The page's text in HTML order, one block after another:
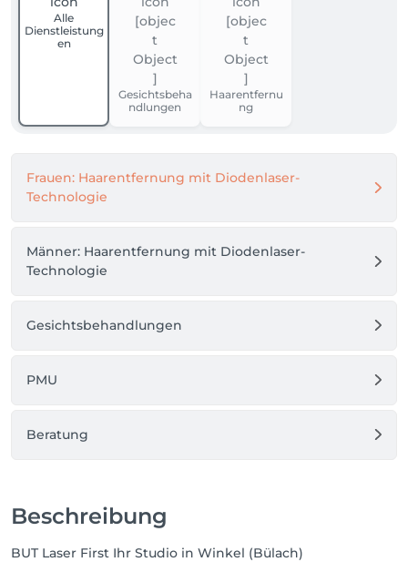
Alle
Dienstleistung
en
Gesichtsbeha
ndlungen
Haarentfernu
ng
Frauen: Haarentfernung mit Diodenlaser-
Technologie
Männer: Haarentfernung mit Diodenlaser-
Technologie
Gesichtsbehandlungen
PMU
Beratung
Beschreibung
BUT Laser First Ihr Studio in Winkel (Bülach)